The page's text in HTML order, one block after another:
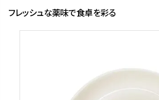
フレッシュな薬味で食卓を彩る